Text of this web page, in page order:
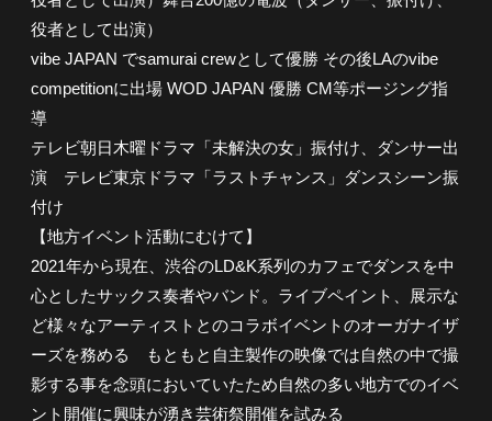
役者として出演）
vibe JAPAN でsamurai crewとして優勝 その後LAのvibe
competitionに出場 WOD JAPAN 優勝 CM等ポージング指
導
テレビ朝日木曜ドラマ「未解決の女」振付け、ダンサー出
演 テレビ東京ドラマ「ラストチャンス」ダンスシーン振
付け
【地方イベント活動にむけて】
2021年から現在、渋谷のLD&K系列のカフェでダンスを中
心としたサックス奏者やバンド。ライブペイント、展示な
ど様々なアーティストとのコラボイベントのオーガナイザ
ーズを務める もともと自主製作の映像では自然の中で撮
影する事を念頭においていたため自然の多い地方でのイベ
ント開催に興味が湧き芸術祭開催を試みる